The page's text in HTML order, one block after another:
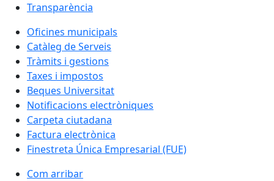
Transparència
Oficines municipals
Catàleg de Serveis
Tràmits i gestions
Taxes i impostos
Beques Universitat
Notificacions electròniques
Carpeta ciutadana
Factura electrònica
Finestreta Única Empresarial (FUE)
Com arribar